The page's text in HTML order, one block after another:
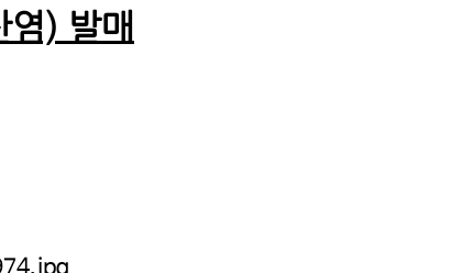
) 발매